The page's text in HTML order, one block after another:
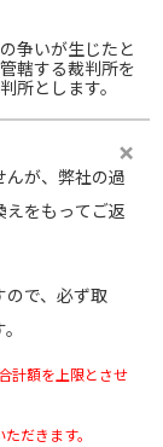
争いが生じたと
轄する裁判所を
所とします。
が、弊社の過
えをもってご返
ので、必ず取
計額を上限とさせ
だきます。